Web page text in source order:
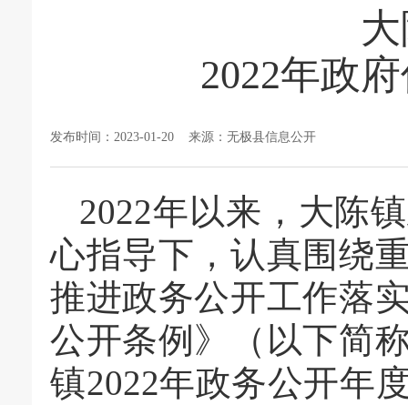
2022年政
发布时间：2023-01-20 来源：无极县信息公开
2022年以来，大陈
心指导下，认真围绕
推进政务公开工作落
公开条例》（以下简
镇2022年政务公开年